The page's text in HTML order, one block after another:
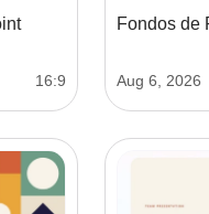
16:9
Fondos de
Aug 6, 2026